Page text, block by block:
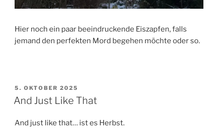
Hier noch ein paar beeindruckende Eiszapfen, falls
jemand den perfekten Mord begehen möchte oder so.
VERÖFFENTLICHT
AM
5. OKTOBER 2025
And Just Like That
And just like that… ist es Herbst.